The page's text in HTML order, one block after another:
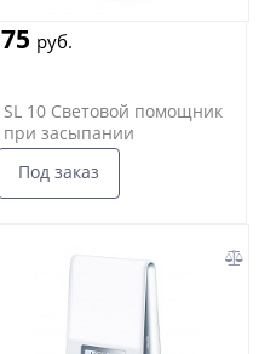
75 руб.
SL 10 Световой помощник
при засыпании
Под заказ